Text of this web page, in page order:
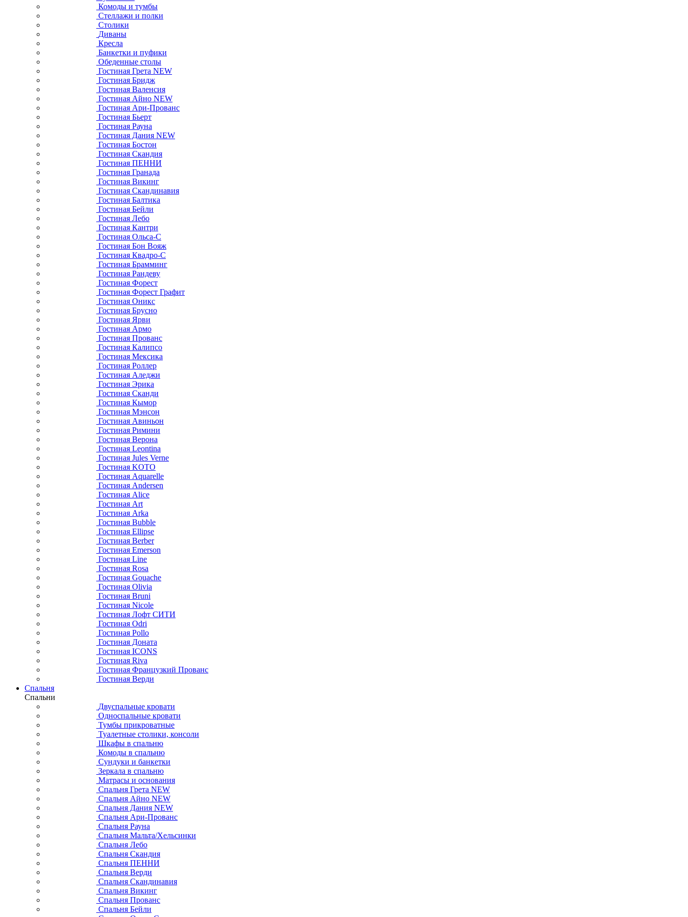
Комоды и тумбы
Стеллажи и полки
Столики
Диваны
Кресла
Банкетки и пуфики
Обеденные столы
Гостиная Грета NEW
Гостиная Бридж
Гостиная Валенсия
Гостиная Айно NEW
Гостиная Ари-Прованс
Гостиная Бьерт
Гостиная Рауна
Гостиная Дания NEW
Гостиная Бостон
Гостиная Скандия
Гостиная ПЕННИ
Гостиная Гранада
Гостиная Викинг
Гостиная Скандинавия
Гостиная Балтика
Гостиная Бейли
Гостиная Лебо
Гостиная Кантри
Гостиная Ольса-С
Гостиная Бон Вояж
Гостиная Квадро-С
Гостиная Брамминг
Гостиная Рандеву
Гостиная Форест
Гостиная Форест Графит
Гостиная Оникс
Гостиная Брусно
Гостиная Ярви
Гостиная Армо
Гостиная Прованс
Гостиная Калипсо
Гостиная Мексика
Гостиная Роллер
Гостиная Аледжи
Гостиная Эрика
Гостиная Сканди
Гостиная Кымор
Гостиная Мэнсон
Гостиная Авиньон
Гостиная Римини
Гостиная Верона
Гостиная Leontina
Гостиная Jules Verne
Гостиная KOTO
Гостиная Aquarelle
Гостиная Andersen
Гостиная Alice
Гостиная Art
Гостиная Arka
Гостиная Bubble
Гостиная Ellipse
Гостиная Berber
Гостиная Emerson
Гостиная Line
Гостиная Rosa
Гостиная Gouache
Гостиная Olivia
Гостиная Bruni
Гостиная Nicole
Гостиная Лофт СИТИ
Гостиная Odri
Гостиная Pollo
Гостиная Доната
Гостиная ICONS
Гостиная Riva
Гостиная Французкий Прованс
Гостиная Верди
Спальня
Спальни
Двуспальные кровати
Односпальные кровати
Тумбы прикроватные
Туалетные столики, консоли
Шкафы в спальню
Комоды в спальню
Сундуки и банкетки
Зеркала в спальню
Матрасы и основания
Спальня Грета NEW
Спальня Айно NEW
Спальня Дания NEW
Спальня Ари-Прованс
Спальня Рауна
Спальня Мальта/Хельсинки
Спальня Лебо
Спальня Скандия
Спальня ПЕННИ
Спальня Верди
Спальня Скандинавия
Спальня Викинг
Спальня Прованс
Спальня Бейли